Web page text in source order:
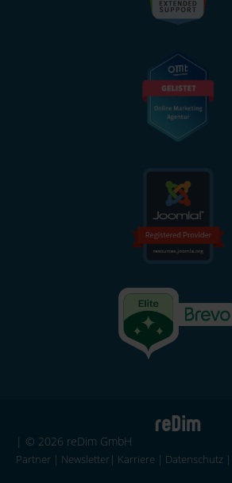
| © 2026 reDim GmbH
Partner | Newsletter| Karriere | Datenschutz |